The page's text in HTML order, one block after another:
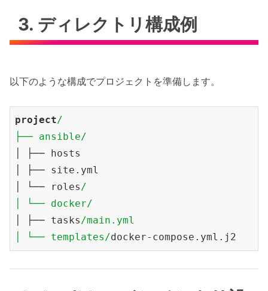
3. ディレクトリ構成例
以下のような構成でプロジェクトを準備します。
project/
├── ansible/
│ ├── hosts
│ ├── site.yml
│ └── roles/
│ └── docker/
│ ├── tasks/main.yml
│ └── templates/docker-compose.yml.j2